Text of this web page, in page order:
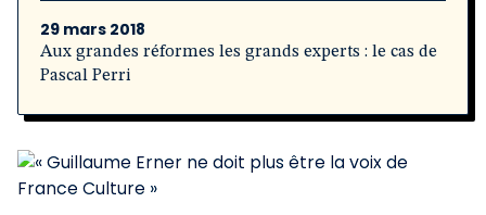
29 mars 2018
Aux grandes réformes les grands experts : le cas de
Pascal Perri